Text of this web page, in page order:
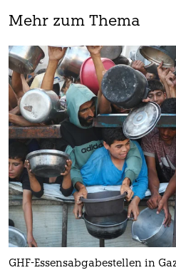
Mehr zum Thema
GHF-Essensabgabestellen in